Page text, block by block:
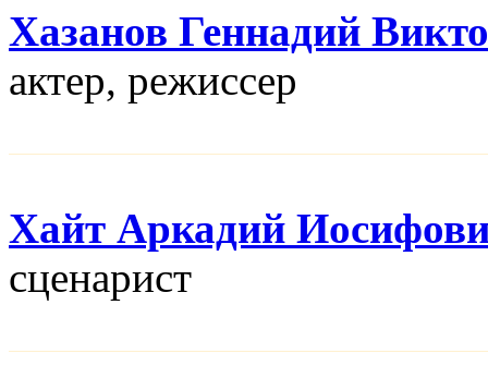
Хазанов Геннадий
актер, режисcер
Хайт Аркадий
сценарист